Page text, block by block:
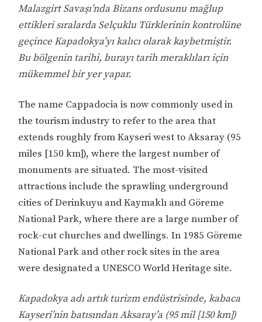
Malazgirt Savaşı’nda Bizans ordusunu mağlup
ettikleri sıralarda Selçuklu Türklerinin kontrolüne
geçince Kapadokya’yı kalıcı olarak kaybetmiştir.
Bu bölgenin tarihi, burayı tarih meraklıları için
mükemmel bir yer yapar.
The name Cappadocia is now commonly used in
the tourism industry to refer to the area that
extends roughly from Kayseri west to Aksaray (95
miles [150 km]), where the largest number of
monuments are situated. The most-visited
attractions include the sprawling underground
cities of Derinkuyu and Kaymaklı and Göreme
National Park, where there are a large number of
rock-cut churches and dwellings. In 1985 Göreme
National Park and other rock sites in the area
were designated a UNESCO World Heritage site.
Kapadokya adı artık turizm endüstrisinde, kabaca
Kayseri’nin batısından Aksaray’a (95 mil [150 km])